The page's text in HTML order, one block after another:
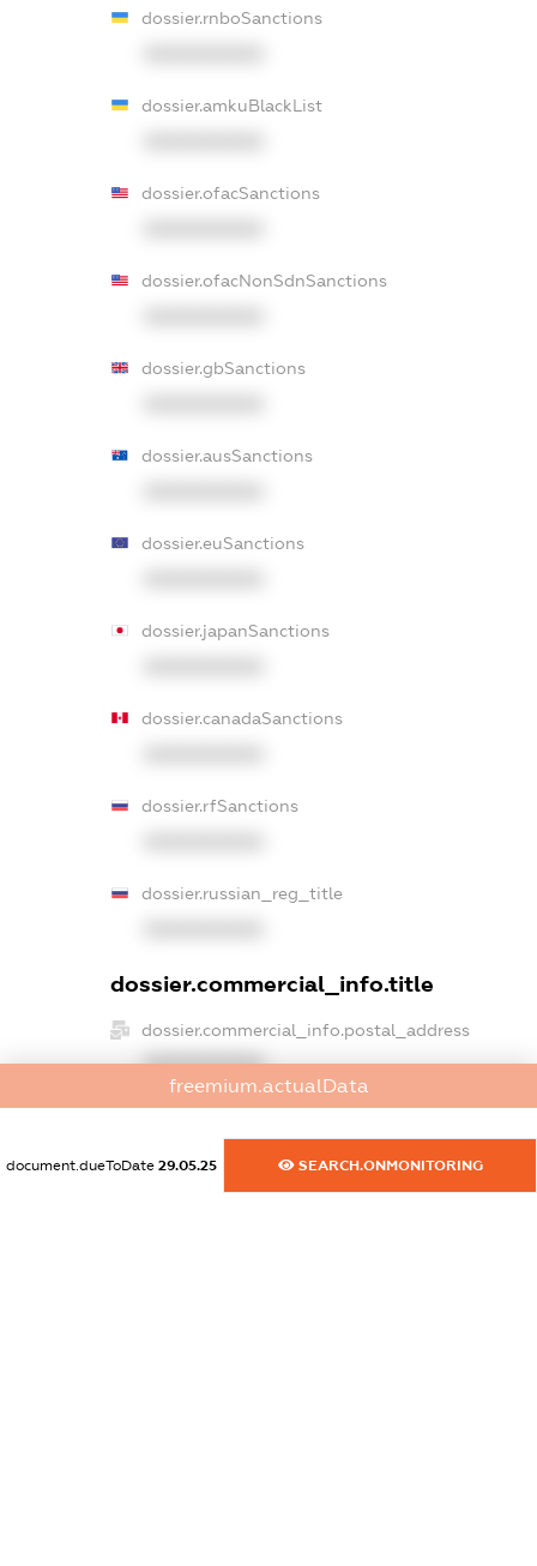
dossier.rnboSanctions
dossier.amkuBlackList
dossier.ofacSanctions
dossier.ofacNonSdnSanctions
dossier.gbSanctions
dossier.ausSanctions
dossier.euSanctions
dossier.japanSanctions
dossier.canadaSanctions
dossier.rfSanctions
dossier.russian_reg_title
dossier.commercial_info.title
dossier.commercial_info.postal_address
XXXXXXXXXX
dossier.commercial_info.phone
dossier.commercial_info.fax
freemium.actualData
document.dueToDate 29.05.25 SEARCH.ONMONITORING